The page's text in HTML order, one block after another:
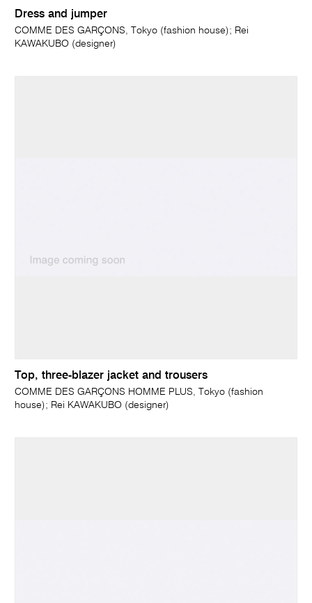
Dress and jumper
COMME DES GARÇONS, Tokyo (fashion house); Rei
KAWAKUBO (designer)
Top, three-blazer jacket and trousers
COMME DES GARÇONS HOMME PLUS, Tokyo (fashion
house); Rei KAWAKUBO (designer)